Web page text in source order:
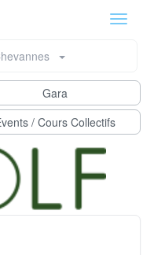
Gara
/ Cours Collectifs